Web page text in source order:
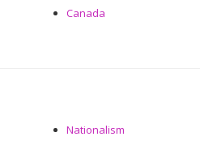
Canada
Nationalism